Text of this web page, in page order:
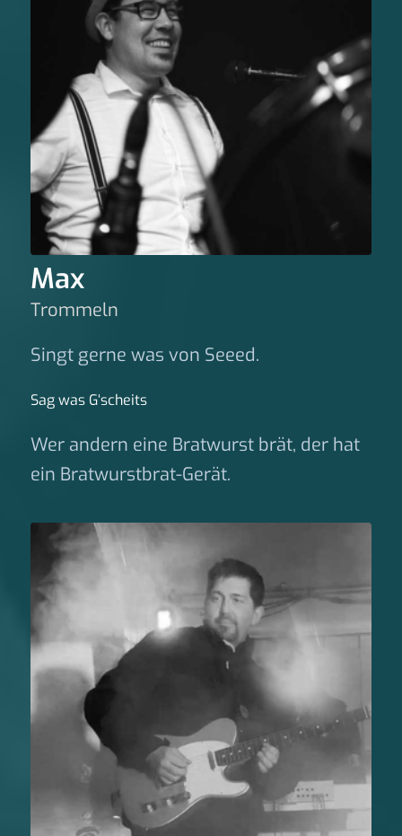
Max
Trommeln
Singt gerne was von Seeed.
Sag was G‘scheits
Wer andern eine Bratwurst brät, der hat
ein Bratwurstbrat-Gerät.